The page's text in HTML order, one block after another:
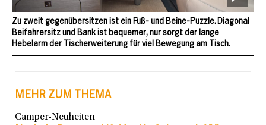
Zu zweit gegenübersitzen ist ein Fuß- und Beine-Puzzle. Diagonal
Beifahrersitz und Bank ist bequemer, nur sorgt der lange
Hebelarm der Tischerweiterung für viel Bewegung am Tisch.
MEHR ZUM THEMA
Camper-Neuheiten